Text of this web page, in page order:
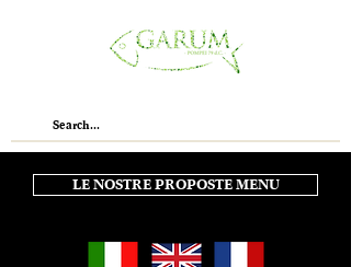
LE NOSTRE PROPOSTE MENU